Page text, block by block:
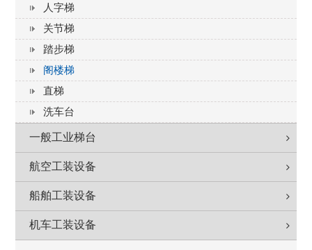
人字梯
关节梯
踏步梯
阁楼梯
直梯
洗车台
一般工业梯台
航空工装设备
船舶工装设备
机车工装设备